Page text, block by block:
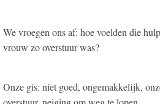
We vroegen ons af: hoe voelden die
vrouw zo overstuur was?
Onze gis: niet goed, ongemakkelijk,